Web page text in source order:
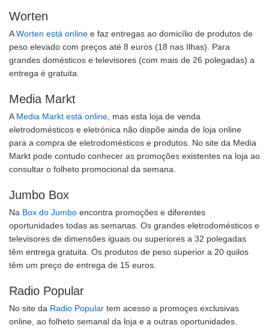
Worten
AWorten está online e faz entregas ao domicílio de produtos de
peso elevado com preços até 8 euros (18 nas Ilhas). Para
grandes domésticos e televisores (com mais de 26 polegadas) a
entrega é gratuita.
Media Markt
A Media Markt está online , mas esta loja de venda
eletrodomésticos e eletrónica não dispõe ainda de loja online
para a compra de eletrodomésticos e produtos. No site da Media
Markt pode contudo conhecer as promoções existentes na loja ao
consultar o folheto promocional da semana.
Jumbo Box
Na Box do Jumbo encontra promoções e diferentes
oportunidades todas as semanas. Os grandes eletrodomésticos e
televisores de dimensões iguais ou superiores a 32 polegadas
têm entrega gratuita. Os produtos de peso superior a 20 quilos
têm um preço de entrega de 15 euros.
Radio Popular
No site da Radio Popular tem acesso a promoçes exclusivas
online, ao folheto semanal da loja e a outras oportunidades.